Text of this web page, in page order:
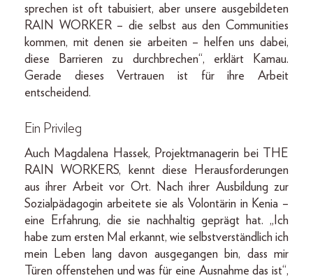
sprechen ist oft tabuisiert, aber unsere ausgebildeten
RAIN WORKER – die selbst aus den Communities
kommen, mit denen sie arbeiten – helfen uns dabei,
diese Barrieren zu durchbrechen“, erklärt Kamau.
Gerade dieses Vertrauen ist für ihre Arbeit
entscheidend.
Ein Privileg
Auch Magdalena Hassek, Projektmanagerin bei THE
RAIN WORKERS, kennt diese Herausforderungen
aus ihrer Arbeit vor Ort. Nach ihrer Ausbildung zur
Sozialpädagogin arbeitete sie als Volontärin in Kenia –
eine Erfahrung, die sie nachhaltig geprägt hat. „Ich
habe zum ersten Mal erkannt, wie selbstverständlich ich
mein Leben lang davon ausgegangen bin, dass mir
Türen offenstehen und was für eine Ausnahme das ist“,